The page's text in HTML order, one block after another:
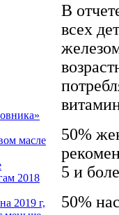
масле
2018
2019 г,
В
всех
50%
5 и
50%